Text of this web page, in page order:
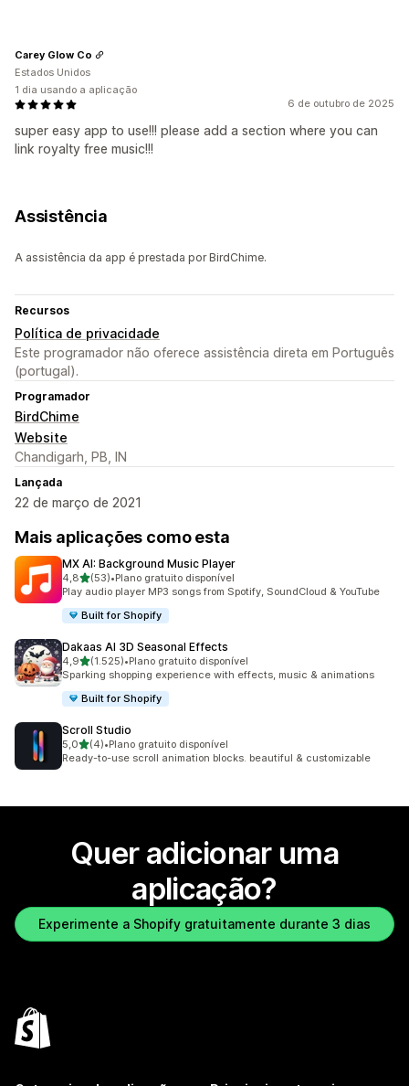
6 de outubro de 2025
super easy app to use!!! please add a section where you can
link royalty free music!!!
Carey Glow Co
Estados Unidos
1 dia usando a aplicação
Assistência
A assistência da app é prestada por BirdChime.
Recursos
Política de privacidade
Este programador não oferece assistência direta em Português
(portugal).
Programador
BirdChime
Website
Chandigarh, PB, IN
Lançada
22 de março de 2021
Mais aplicações como esta
MX AI: Background Music Player
4,8de 5 estrelas
(53)
53 total de avaliações
•Plano gratuito disponível
Play audio player MP3 songs from Spotify, SoundCloud & YouTube
Built for Shopify
Dakaas AI 3D Seasonal Effects
4,9de 5 estrelas
(1.525)
1525 total de avaliações
•Plano gratuito disponível
Sparking shopping experience with effects, music & animations
Built for Shopify
Scroll Studio
5,0de 5 estrelas
(4)
4 total de avaliações
•Plano gratuito disponível
Ready-to-use scroll animation blocks. beautiful & customizable
Quer adicionar uma
aplicação?
Experimente a Shopify gratuitamente durante 3 dias